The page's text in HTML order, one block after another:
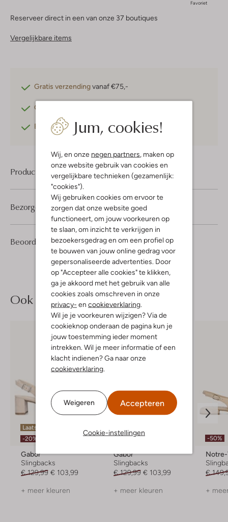
Jum, cookies!
Wij, en onze negen partners , maken op
onze website gebruik van cookies en
vergelijkbare technieken (gezamenlijk:
"cookies").
Wij gebruiken cookies om ervoor te
zorgen dat onze website goed
functioneert, om jouw voorkeuren op
te slaan, om inzicht te verkrijgen in
bezoekersgedrag en om een profiel op
te bouwen van jouw online gedrag voor
gepersonaliseerde advertenties. Door
op "Accepteer alle cookies" te klikken,
ga je akkoord met het gebruik van alle
cookies zoals omschreven in onze
privacy- en cookieverklaring
Wil je je voorkeuren wijzigen? Via de
cookieknop onderaan de pagina kun je
jouw toestemming ieder moment
intrekken. Wil je meer informatie of een
klacht indienen? Ga naar onze
cookieverklaring
Weigeren Accepteren
Cookie-instellingen
Favoriet
Reserveer direct in een van onze 37 boutiques
Vergelijkbare items
Gratis verzendingvanaf €75,-
Gratis retourneren
Betaal achteraf met Klarna
Product informatie
Beoordelingen (1) 5/5
1
5
Sterren
Bezorgen & retourneren
Ook iets voor jou?
Laatste item
-20%
Gabor
Slingbacks
€ 129,99 € 103,99
+ meer kleuren
-20%
Gabor
Slingbacks
€ 129,99 € 103,99
+ meer kleuren
-50%
€
+